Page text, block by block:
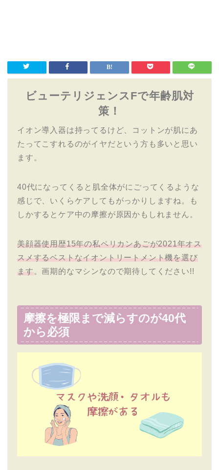
ビューテリジェンスFで年齢肌対
策！
イオン導入器は持ってるけど、コットンが肌にあ
たってこすれるのがイヤだという方も多いと思い
ます。
40代になってくると肌全体がにごってくるような
感じで、いくらケアしてもがっかりしますね。も
しかするとケア中の摩擦が原因かもしれません。
美顔器使用歴15年の私ペリカンあごが2021年オス
スメするベストなイオントリートメント機を選び
ます。画期的なマシンなので期待してください!!
摩擦を極限まで減らすのが40代
から必須